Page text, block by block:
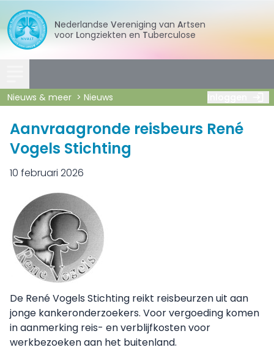
Nederlandse Vereniging van
Artsen
voor Longziekten en Tuberculose
Nieuws & meer Nieuws
Aanvraagronde reisbeurs René
Vogels Stichting
10 februari 2026
De René Vogels Stichting reikt reisbeurzen uit aan
jonge kankeronderzoekers. Voor vergoeding komen
in aanmerking reis- en verblijfkosten voor
werkbezoeken aan het buitenland.